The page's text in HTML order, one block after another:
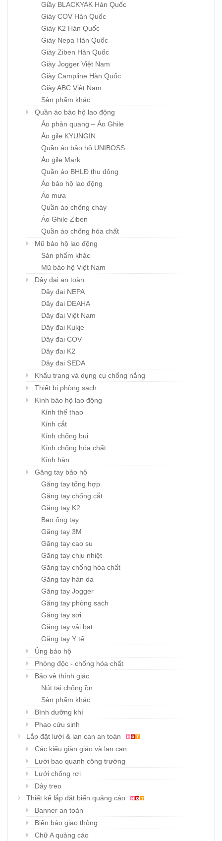
Giầy BLACKYAK Hàn Quốc
Giày COV Hàn Quốc
Giày K2 Hàn Quốc
Giày Nepa Hàn Quốc
Giày Ziben Hàn Quốc
Giày Jogger Việt Nam
Giày Campline Hàn Quốc
Giày ABC Việt Nam
Sản phẩm khác
Quần áo bảo hộ lao động
Áo phản quang – Áo Ghile
Áo gile KYUNGIN
Quần áo bảo hộ UNIBOSS
Áo gile Mark
Quần áo BHLĐ thu đông
Áo bảo hộ lao động
Áo mưa
Quần áo chống cháy
Áo Ghile Ziben
Quần áo chống hóa chất
Mũ bảo hộ lao động
Sản phẩm khác
Mũ bảo hộ Việt Nam
Dây đai an toàn
Dây đai NEPA
Dây đai DEAHA
Dây đai Việt Nam
Dây đai Kukje
Dây đai COV
Dây đai K2
Dây đai SEDA
Khẩu trang và dụng cụ chống nắng
Thiết bị phòng sạch
Kính bảo hộ lao động
Kính thể thao
Kính cắt
Kính chống bụi
Kính chống hóa chất
Kính hàn
Găng tay bảo hộ
Găng tay tổng hợp
Găng tay chống cắt
Găng tay K2
Bao ống tay
Găng tay 3M
Găng tay cao su
Găng tay chịu nhiệt
Găng tay chống hóa chất
Găng tay hàn da
Găng tay Jogger
Găng tay phòng sạch
Găng tay sợi
Găng tay vải bạt
Găng tay Y tế
Ủng bảo hộ
Phòng độc - chống hóa chất
Bảo vệ thính giác
Nút tai chống ồn
Sản phẩm khác
Bình dưỡng khí
Phao cứu sinh
Lắp đặt lưới & lan can an toàn
Các kiểu giàn giáo và lan can
Lưới bao quanh công trường
Lưới chống rơi
Dây treo
Thiết kế lắp đặt biển quảng cáo
Banner an toàn
Biển báo giao thông
Chữ A quảng cáo